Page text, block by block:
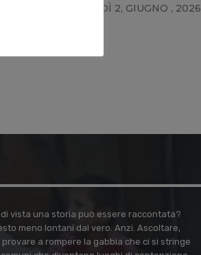
MARTEDÌ 2, GIUGNO , 2026
vista una storia può essere raccontata?
meno lontani dal vero. Anzi. Ascoltare,
a rompere la gabbia che ci si stringe